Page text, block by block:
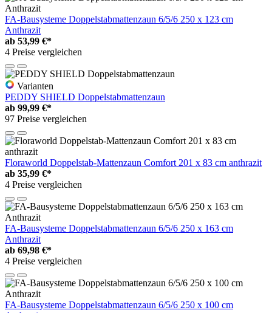
FA-Bausysteme Doppelstabmattenzaun 6/5/6 250 x 123 cm
Anthrazit
ab 53,99 €*
4 Preise vergleichen
Varianten
PEDDY SHIELD Doppelstabmattenzaun
ab 99,99 €*
97 Preise vergleichen
Floraworld Doppelstab-Mattenzaun Comfort 201 x 83 cm anthrazit
ab 35,99 €*
4 Preise vergleichen
FA-Bausysteme Doppelstabmattenzaun 6/5/6 250 x 163 cm
Anthrazit
ab 69,98 €*
4 Preise vergleichen
FA-Bausysteme Doppelstabmattenzaun 6/5/6 250 x 100 cm